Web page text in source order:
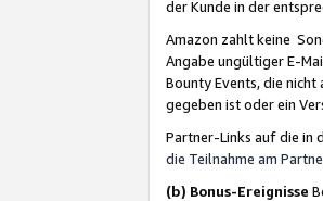
der Kunde in der
Amazon zahlt keine
Angabe ungültiger E-
Bounty Events, die
gegeben ist oder ein
Partner-Links auf die in
die Teilnahme am
(b) Bonus-Ereignisse